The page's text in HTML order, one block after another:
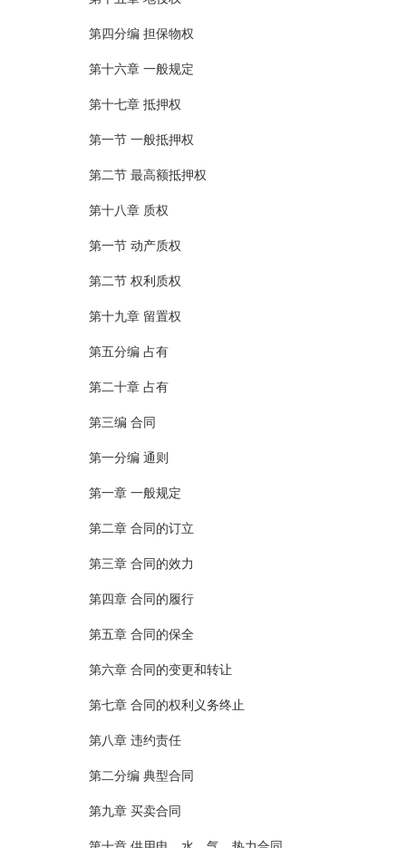
第四分编 担保物权
第十六章 一般规定
第十七章 抵押权
第一节 一般抵押权
第二节 最高额抵押权
第十八章 质权
第一节 动产质权
第二节 权利质权
第十九章 留置权
第五分编 占有
第二十章 占有
第三编 合同
第一分编 通则
第一章 一般规定
第二章 合同的订立
第三章 合同的效力
第四章 合同的履行
第五章 合同的保全
第六章 合同的变更和转让
第七章 合同的权利义务终止
第八章 违约责任
第二分编 典型合同
第九章 买卖合同